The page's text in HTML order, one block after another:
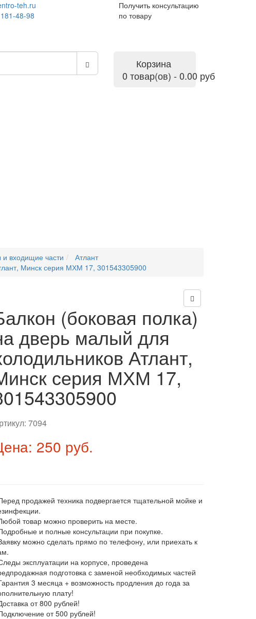
teh.ru
48-98
Получить консультацию
по товару
Корзина
0 товар(ов) - 0.00 руб
входищие части
Атлант
Минск серия МХМ 17, 301543305900
(боковая полка)
дверь малый для
Атлант,
серия МХМ 17,
7094
250 руб.
продажей техника подвергается тщательной мойке и
товар можно проверить на месте.
и полные консультации при покупке.
можно сделать прямо по телефону, или приехать к
эксплуатации на корпусе, проведена
подготовка с заменой необходимых частей
3 месяца + возможность продления до года за
плату!
от 800 рублей!
от 500 рублей!